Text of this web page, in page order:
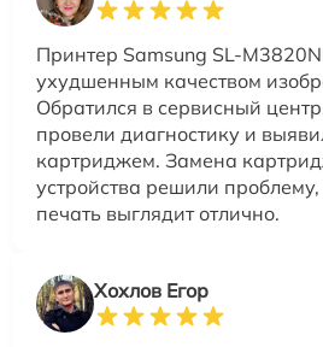
Принтер Samsung SL-
ухудшенным качеством
Обратился в сервисный
провели диагностику и
картриджем. Замена
устройства решили
печать выглядит отлично.
Хохлов Егор